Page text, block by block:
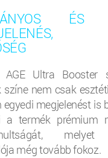
ÉS
Ultra Booster
színe nem csak
egyedi megjelenést is
a termék prémium
melyet
még tovább fokoz.